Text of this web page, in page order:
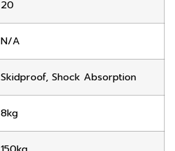
20
N/A
Skidproof, Shock Absorption
8kg